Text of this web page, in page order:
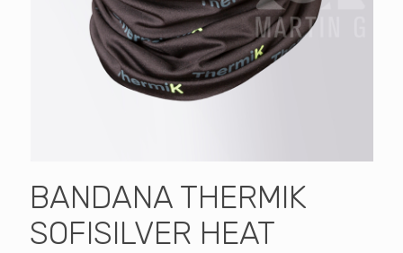
BANDANA THERMIK
SOFISILVER HEAT